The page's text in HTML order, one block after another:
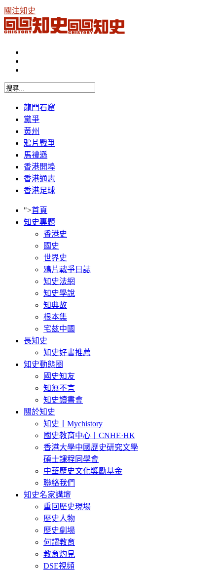
關注知史
龍門石窟
黨爭
黃州
鴉片戰爭
馬禮遜
香港開埠
香港通志
香港足球
">首頁
知史專題
香港史
國史
世界史
鴉片戰爭日誌
知史法網
知史學說
知典故
根本集
宅兹中國
長知史
知史好書推薦
知史動態圈
國史知友
知無不言
知史讀書會
關於知史
知史丨Mychistory
國史教育中心丨CNHE·HK
香港大學中國歷史研究文學
碩士課程同學會
中華歷史文化獎勵基金
聯絡我們
知史名家講壇
重回歷史現場
歷史人物
歷史劇場
何謂教育
教育灼見
DSE視頻